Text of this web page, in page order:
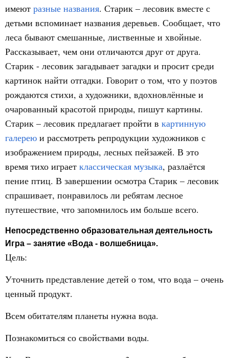
имеют разные названия. Старик – лесовик вместе с
детьми вспоминает названия деревьев. Сообщает, что
леса бывают смешанные, лиственные и хвойные.
Рассказывает, чем они отличаются друг от друга.
Старик - лесовик загадывает загадки и просит среди
картинок найти отгадки. Говорит о том, что у поэтов
рождаются стихи, а художники, вдохновлённые и
очарованный красотой природы, пишут картины.
Старик – лесовик предлагает пройти в картинную
галерею и рассмотреть репродукции художников с
изображением природы, лесных пейзажей. В это
время тихо играет классическая музыка, разлаётся
пение птиц. В завершении осмотра Старик – лесовик
спрашивает, понравилось ли ребятам лесное
путешествие, что запомнилось им больше всего.
Непосредственно образовательная деятельность
Игра – занятие «Вода - волшебница».
Цель:
Уточнить представление детей о том, что вода – очень
ценный продукт.
Всем обитателям планеты нужна вода.
Познакомиться со свойствами воды.